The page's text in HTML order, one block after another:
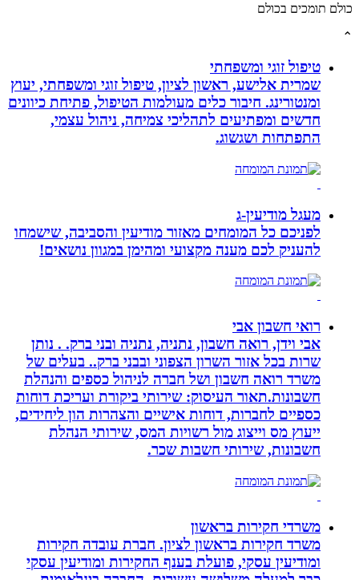
תומכים בכולם
טיפול זוגי ומשפחתי
שמרית אלישע, ראשון לציון, טיפול זוגי ומשפחתי, יעוץ
ומנטורינג. חיבור כלים מעולמות הטיפול, פתיחת כיוונים
חדשים ומפתיעים לתהליכי צמיחה, ניהול עצמי,
התפתחות ושגשוג.
מעגל מודיעין-ג
לפניכם כל המומחים מאזור מודיעין והסביבה, שישמחו
להעניק לכם מענה מקצועי ומהימן במגוון נושאים!
רואי חשבון אבי
אבי וידן, רואה חשבון, נתניה, נתניה ובני ברק. . נותן
שרות בכל אזור השרון הצפוני ובבני ברק.. בעלים של
משרד רואה חשבון ושל חברה לניהול כספים והנהלת
חשבונות.תאור העיסוק: שירותי ביקורת ועריכת דוחות
כספיים לחברות, דוחות אישיים והצהרות הון ליחידים,
ייעוץ מס וייצוג מול רשויות המס, שירותי הנהלת
חשבונות, שירותי חשבות שכר.
משרדי חקירות בראשון
משרד חקירות בראשון לציון. חברת עובדה חקירות
ומודיעין עסקי, פועלת בענף החקירות ומודיעין עסקי